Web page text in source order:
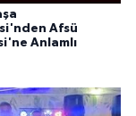
Afsü
Anlamlı